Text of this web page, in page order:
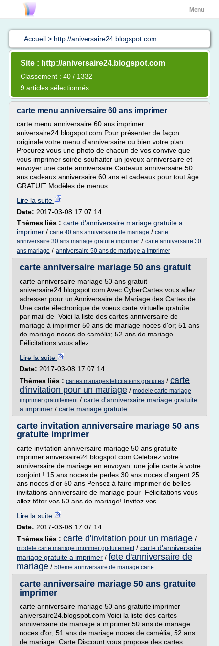
Menu
Accueil > http://aniversaire24.blogspot.com
Site : http://aniversaire24.blogspot.com
Classement : 40 / 1332
9 articles sélectionnés
carte menu anniversaire 60 ans imprimer
carte menu anniversaire 60 ans imprimer
aniversaire24.blogspot.com Pour présenter de façon
originale votre menu d'anniversaire ou bien votre plan
Procurez vous une photo de chacun de vos convive que
vous imprimer soirée souhaiter un joyeux anniversaire et
envoyer une carte anniversaire Cadeaux anniversaire 50
ans cadeaux anniversaire 60 ans et cadeaux pour tout âge
GRATUIT Modèles de menus...
Lire la suite
Date: 2017-03-08 17:07:14
Thèmes liés : carte d'anniversaire mariage gratuite a
imprimer / carte 40 ans anniversaire de mariage / carte
anniversaire 30 ans mariage gratuite imprimer / carte anniversaire 30
ans mariage / anniversaire 50 ans de mariage a imprimer
carte anniversaire mariage 50 ans gratuit
carte anniversaire mariage 50 ans gratuit
aniversaire24.blogspot.com Avec CyberCartes vous allez
adresser pour un Anniversaire de Mariage des Cartes de
Une carte électronique de voeux carte virtuelle gratuite
par mail de Voici la liste des cartes anniversaire de
mariage à imprimer 50 ans de mariage noces d'or; 51 ans
de mariage noces de camélia; 52 ans de mariage
Félicitations vous allez...
Lire la suite
Date: 2017-03-08 17:07:14
Thèmes liés : cartes mariages felicitations gratuites / carte
d'invitation pour un mariage / modele carte mariage
imprimer gratuitement/ carte d'anniversaire mariage gratuite
a imprimer / carte mariage gratuite
carte invitation anniversaire mariage 50 ans
gratuite imprimer
carte invitation anniversaire mariage 50 ans gratuite
imprimer aniversaire24.blogspot.com Célébrez votre
anniversaire de mariage en envoyant une jolie carte à votre
conjoint ! 15 ans noces de perles 30 ans noces d'argent 25
ans noces d'or 50 ans Pensez à faire imprimer de belles
invitations anniversaire de mariage pour Félicitations vous
allez fêter vos 50 ans de mariage! Invitez vos...
Lire la suite
Date: 2017-03-08 17:07:14
Thèmes liés : carte d'invitation pour un mariage /
modele carte mariage imprimer gratuitement/ carte d'anniversaire
mariage gratuite a imprimer / fete d'anniversaire de
mariage / 50eme anniversaire de mariage carte
carte anniversaire mariage 50 ans gratuite
imprimer
carte anniversaire mariage 50 ans gratuite imprimer
aniversaire24.blogspot.com Voici la liste des cartes
anniversaire de mariage à imprimer 50 ans de mariage
noces d'or; 51 ans de mariage noces de camélia; 52 ans
de mariage Carte Discount vous propose des cartes